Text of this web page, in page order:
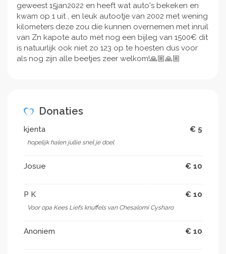
geweest 15jan2022 en heeft wat auto's bekeken en
kwam op 1 uit , en leuk autootje van 2002 met wening
kilometers deze zou die kunnen overnemen met inruil
van Zn kapote auto met nog een bijleg van 1500€ dit
is natuurlijk ook niet zo 123 op te hoesten dus voor
als nog zijn alle beetjes zeer welkom!🙏🏼🙏🏼
Donaties
kjenta € 5
hopelijk halen jullie snel je doel ️
Josue € 10
P K € 10
Voor opa Kees Liefs knuffels van Chesalomi Cysharo
Anoniem € 10